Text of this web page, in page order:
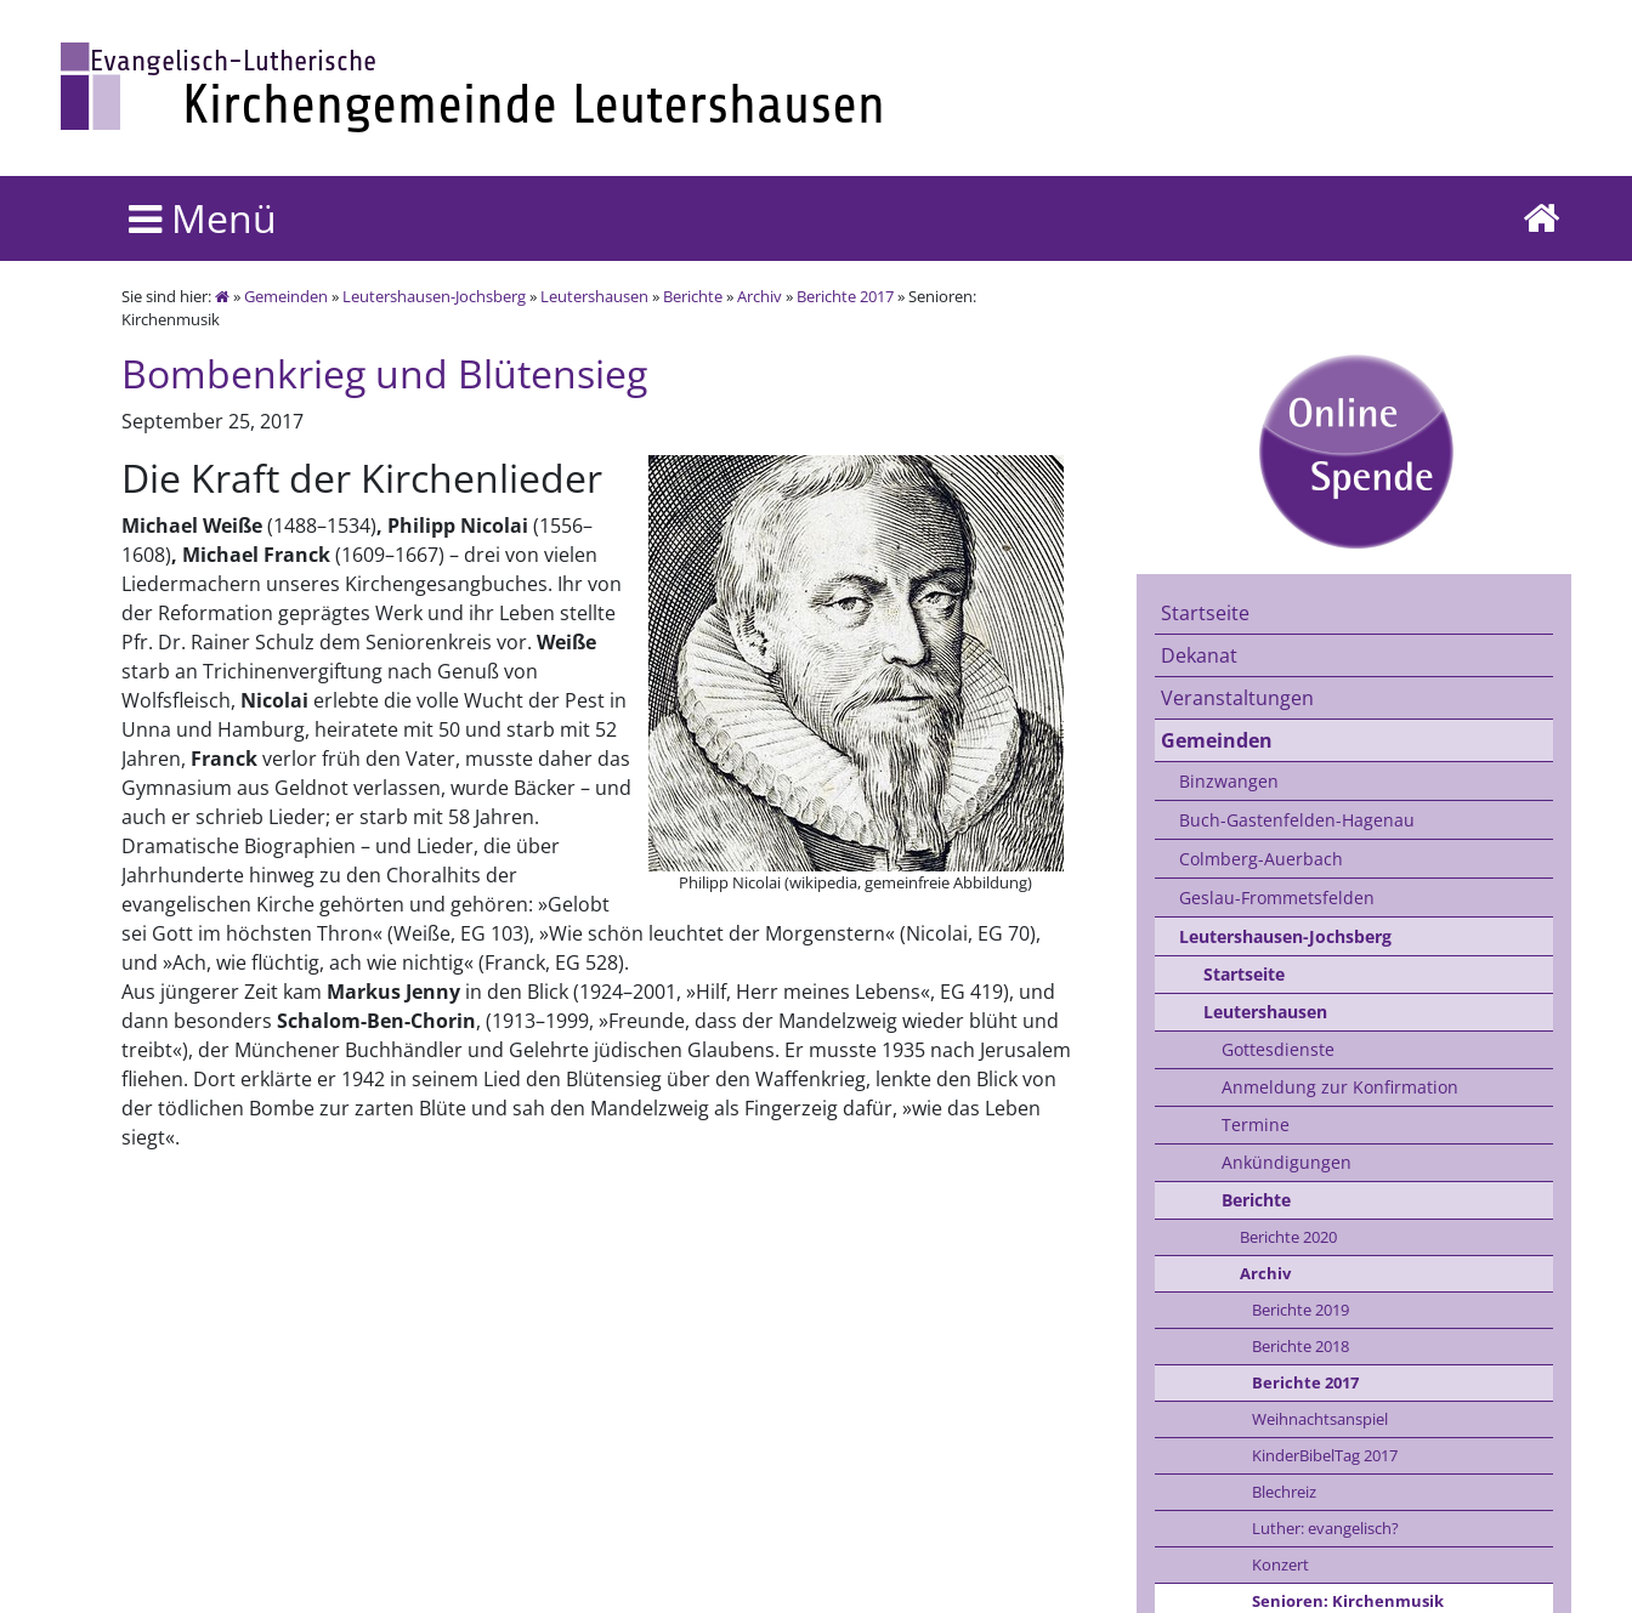
Menü
Sie sind hier: »Gemeinden » Leutershausen-Jochsberg» Leutershausen » Berichte»Archiv» Berichte 2017» Senioren:
Kirchenmusik
Bombenkrieg und Blütensieg
September 25, 2017
Philipp Nicolai (wikipedia, gemeinfreie Abbildung)
Die Kraft der Kirchenlieder
Michael Weiße(1488–1534), Philipp Nicolai (1556–
1608), Michael Franck(1609–1667) – drei von vielen
Liedermachern unseres Kirchengesangbuches. Ihr von
der Reformation geprägtes Werk und ihr Leben stellte
Pfr. Dr. Rainer Schulz dem Seniorenkreis vor. Weiße
starb an Trichinenvergiftung nach Genuß von
Wolfsfleisch, Nicolai erlebte die volle Wucht der Pest in
Unna und Hamburg, heiratete mit 50 und starb mit 52
Jahren, Franckverlor früh den Vater, musste daher das
Gymnasium aus Geldnot verlassen, wurde Bäcker – und
auch er schrieb Lieder; er starb mit 58 Jahren.
Dramatische Biographien – und Lieder, die über
Jahrhunderte hinweg zu den Choralhits der
evangelischen Kirche gehörten und gehören: »Gelobt
sei Gott im höchsten Thron« (Weiße, EG 103), »Wie schön leuchtet der Morgenstern« (Nicolai, EG 70),
und »Ach, wie flüchtig, ach wie nichtig« (Franck, EG 528).
Aus jüngerer Zeit kam Markus Jenny in den Blick (1924–2001, »Hilf, Herr meines Lebens«, EG 419), und
dann besonders Schalom-Ben-Chorin, (1913–1999, »Freunde, dass der Mandelzweig wieder blüht und
treibt«), der Münchener Buchhändler und Gelehrte jüdischen Glaubens. Er musste 1935 nach Jerusalem
fliehen. Dort erklärte er 1942 in seinem Lied den Blütensieg über den Waffenkrieg, lenkte den Blick von
der tödlichen Bombe zur zarten Blüte und sah den Mandelzweig als Fingerzeig dafür, »wie das Leben
siegt«.
Startseite
Dekanat
Veranstaltungen
Gemeinden
Binzwangen
Buch-Gastenfelden-Hagenau
Colmberg-Auerbach
Geslau-Frommetsfelden
Leutershausen-Jochsberg
Startseite
Leutershausen
Gottesdienste
Anmeldung zur Konfirmation
Termine
Ankündigungen
Berichte
Berichte 2020
Archiv
Berichte 2019
Berichte 2018
Berichte 2017
Weihnachtsanspiel
KinderBibelTag 2017
Blechreiz
Luther: evangelisch?
Konzert
Senioren: Kirchenmusik